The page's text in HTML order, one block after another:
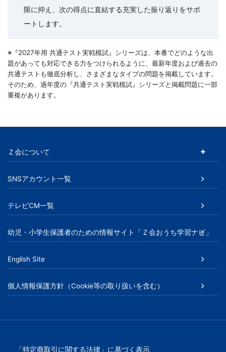
限に抑え、次の得点に直結する充実した振り返りをサポ
ートします。
※『2027年用 共通テスト実戦模試』シリーズは、本番でどのような出
題があっても対応できる力をつけられるように、最新年度および過去の
共通テストも徹底分析し、さまざまなタイプの問題を掲載しています。
そのため、過年度の『共通テスト実戦模試』シリーズと掲載問題に一部
重複があります。
Ｚ会について
SNSアカウント一覧
テレビCM一覧
幼児・小学生保護者のための情報サイト「Ｚ会おうち学習ナビ」
English Site
個人情報保護方針（Cookie等の取り扱いを含む）
「特定商取引に関する法律」に基づく表示